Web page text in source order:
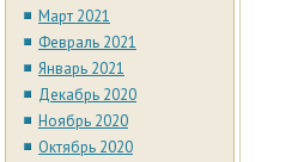
Март 2021
Февраль 2021
Январь 2021
Декабрь 2020
Ноябрь 2020
Октябрь 2020